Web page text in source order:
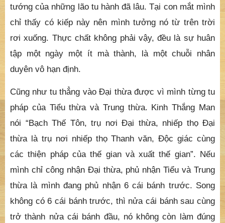
tướng của những lão tu hành đã lâu. Tại con mắt mình
chỉ thấy có kiếp này nên mình tưởng nó từ trên trời
rơi xuống. Thực chất không phải vậy, đều là sự huân
tập một ngày một ít mà thành, là một chuỗi nhân
duyên vô hạn định.
Cũng như tu thẳng vào Đại thừa được vì mình từng tu
pháp của Tiểu thừa và Trung thừa. Kinh Thắng Man
nói “Bạch Thế Tôn, trụ nơi Đại thừa, nhiếp thọ Đại
thừa là trụ nơi nhiếp thọ Thanh văn, Độc giác cùng
các thiện pháp của thế gian và xuất thế gian”. Nếu
mình chỉ công nhận Đại thừa, phủ nhận Tiểu và Trung
thừa là mình đang phủ nhận 6 cái bánh trước. Song
không có 6 cái bánh trước, thì nửa cái bánh sau cùng
trở thành nửa cái bánh đầu, nó không còn làm đúng